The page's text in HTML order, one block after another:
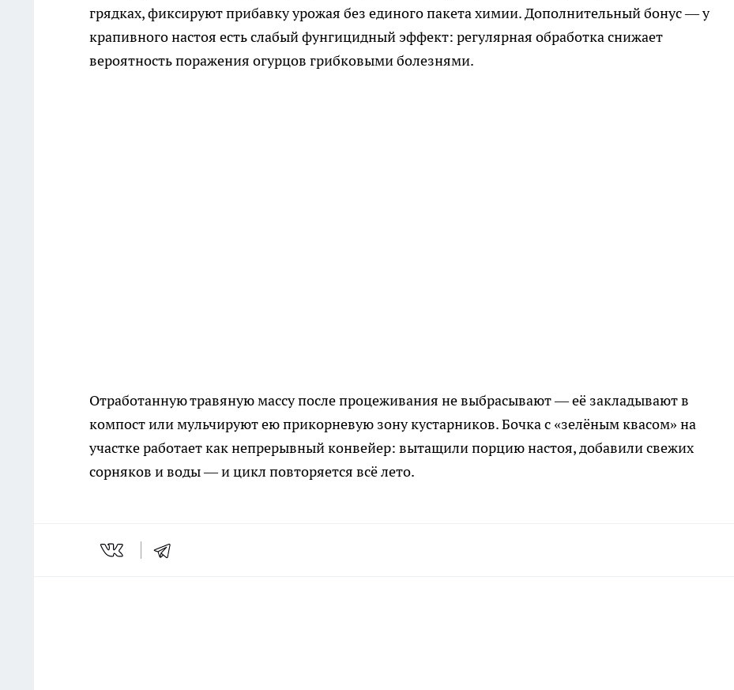
грядках, фиксируют прибавку урожая без единого пакета химии. Дополнительный бонус — у
крапивного настоя есть слабый фунгицидный эффект: регулярная обработка снижает
вероятность поражения огурцов грибковыми болезнями.
Отработанную травяную массу после процеживания не выбрасывают — её закладывают в
компост или мульчируют ею прикорневую зону кустарников. Бочка с «зелёным квасом» на
участке работает как непрерывный конвейер: вытащили порцию настоя, добавили свежих
сорняков и воды — и цикл повторяется всё лето.